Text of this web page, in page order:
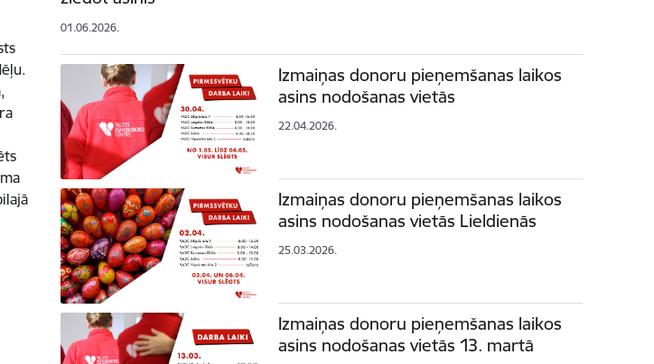
01.06.2026.
Izmaiņas donoru pieņemšanas laikos
asins nodošanas vietās
22.04.2026.
Izmaiņas donoru pieņemšanas laikos
asins nodošanas vietās Lieldienās
25.03.2026.
Izmaiņas donoru pieņemšanas laikos
asins nodošanas vietās 13. martā